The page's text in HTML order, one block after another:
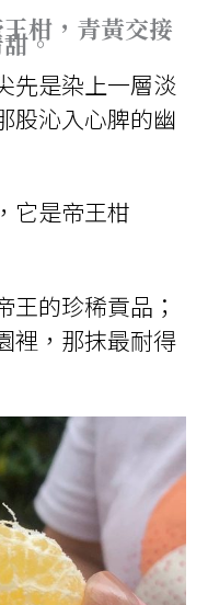
柑，青黃交接
。
先是染上一層淡
股沁入心脾的幽
它是帝王柑
王的珍稀貢品；
裡，那抹最耐得